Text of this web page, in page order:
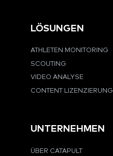
LÖSUNGEN
ATHLETEN MONITORING
SCOUTING
VIDEO ANALYSE
CONTENT LIZENZIERUNG
UNTERNEHMEN
ÜBER CATAPULT